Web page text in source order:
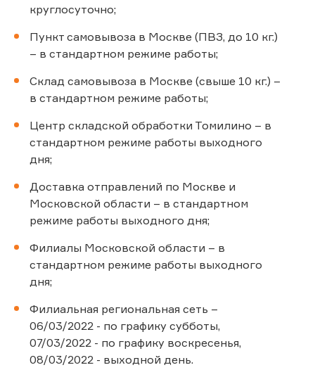
круглосуточно;
Пункт самовывоза в Москве (ПВЗ, до 10 кг.)
– в стандартном режиме работы;
Склад самовывоза в Москве (свыше 10 кг.) –
в стандартном режиме работы;
Центр складской обработки Томилино – в
стандартном режиме работы выходного
дня;
Доставка отправлений по Москве и
Московской области – в стандартном
режиме работы выходного дня;
Филиалы Московской области – в
стандартном режиме работы выходного
дня;
Филиальная региональная сеть –
06/03/2022 - по графику субботы,
07/03/2022 - по графику воскресенья,
08/03/2022 - выходной день.